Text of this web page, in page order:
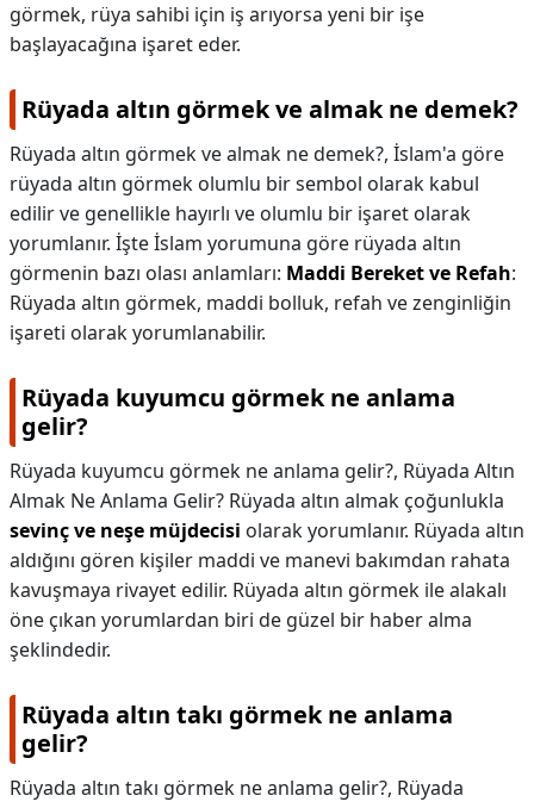
görmek, rüya sahibi için iş arıyorsa yeni bir işe
başlayacağına işaret eder.
Rüyada altın görmek ve almak ne demek?
Rüyada altın görmek ve almak ne demek?, İslam'a göre
rüyada altın görmek olumlu bir sembol olarak kabul
edilir ve genellikle hayırlı ve olumlu bir işaret olarak
yorumlanır. İşte İslam yorumuna göre rüyada altın
görmenin bazı olası anlamları: Maddi Bereket ve Refah:
Rüyada altın görmek, maddi bolluk, refah ve zenginliğin
işareti olarak yorumlanabilir.
Rüyada kuyumcu görmek ne anlama
gelir?
Rüyada kuyumcu görmek ne anlama gelir?, Rüyada Altın
Almak Ne Anlama Gelir? Rüyada altın almak çoğunlukla
sevinç ve neşe müjdecisi olarak yorumlanır. Rüyada altın
aldığını gören kişiler maddi ve manevi bakımdan rahata
kavuşmaya rivayet edilir. Rüyada altın görmek ile alakalı
öne çıkan yorumlardan biri de güzel bir haber alma
şeklindedir.
Rüyada altın takı görmek ne anlama
gelir?
Rüyada altın takı görmek ne anlama gelir?, Rüyada